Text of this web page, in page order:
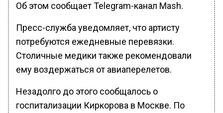
Об этом сообщает Telegram-канал Mash.
Пресс-служба уведомляет, что артисту
потребуются ежедневные перевязки.
Столичные медики также рекомендовали
ему воздержаться от авиаперелетов.
Незадолго до этого сообщалось о
госпитализации Киркорова в Москве. По